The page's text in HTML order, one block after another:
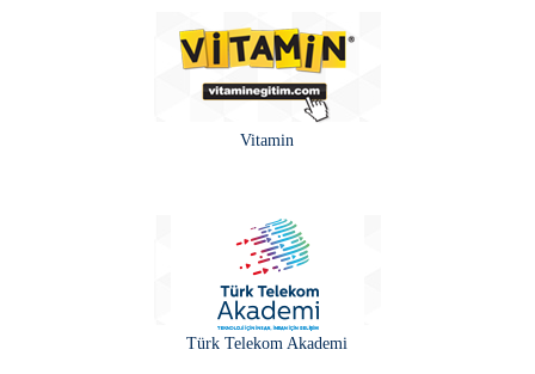
Vitamin
Türk Telekom Akademi